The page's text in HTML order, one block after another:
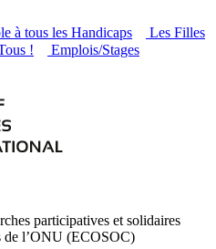
à tous les Handicaps
Les Filles
!
Emplois/Stages
participatives et solidaires
de l’ONU (ECOSOC)